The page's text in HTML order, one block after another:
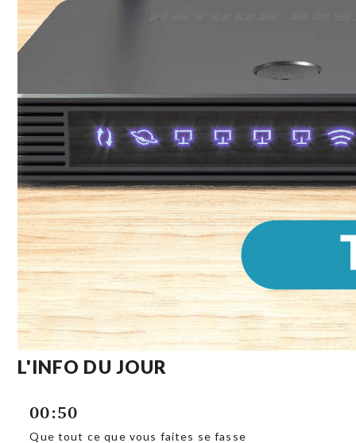
L'INFO DU JOUR
00:50
Que tout ce que vous faites se fasse